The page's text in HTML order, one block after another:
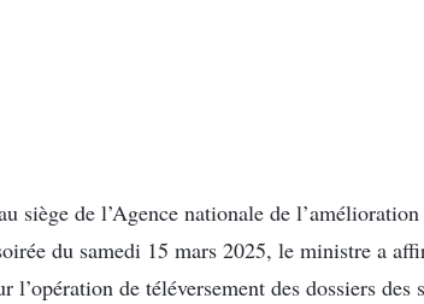
siège de l’Agence nationale de
du samedi 15 mars 2025, le ministre a
l’opération de téléversement des dossiers des